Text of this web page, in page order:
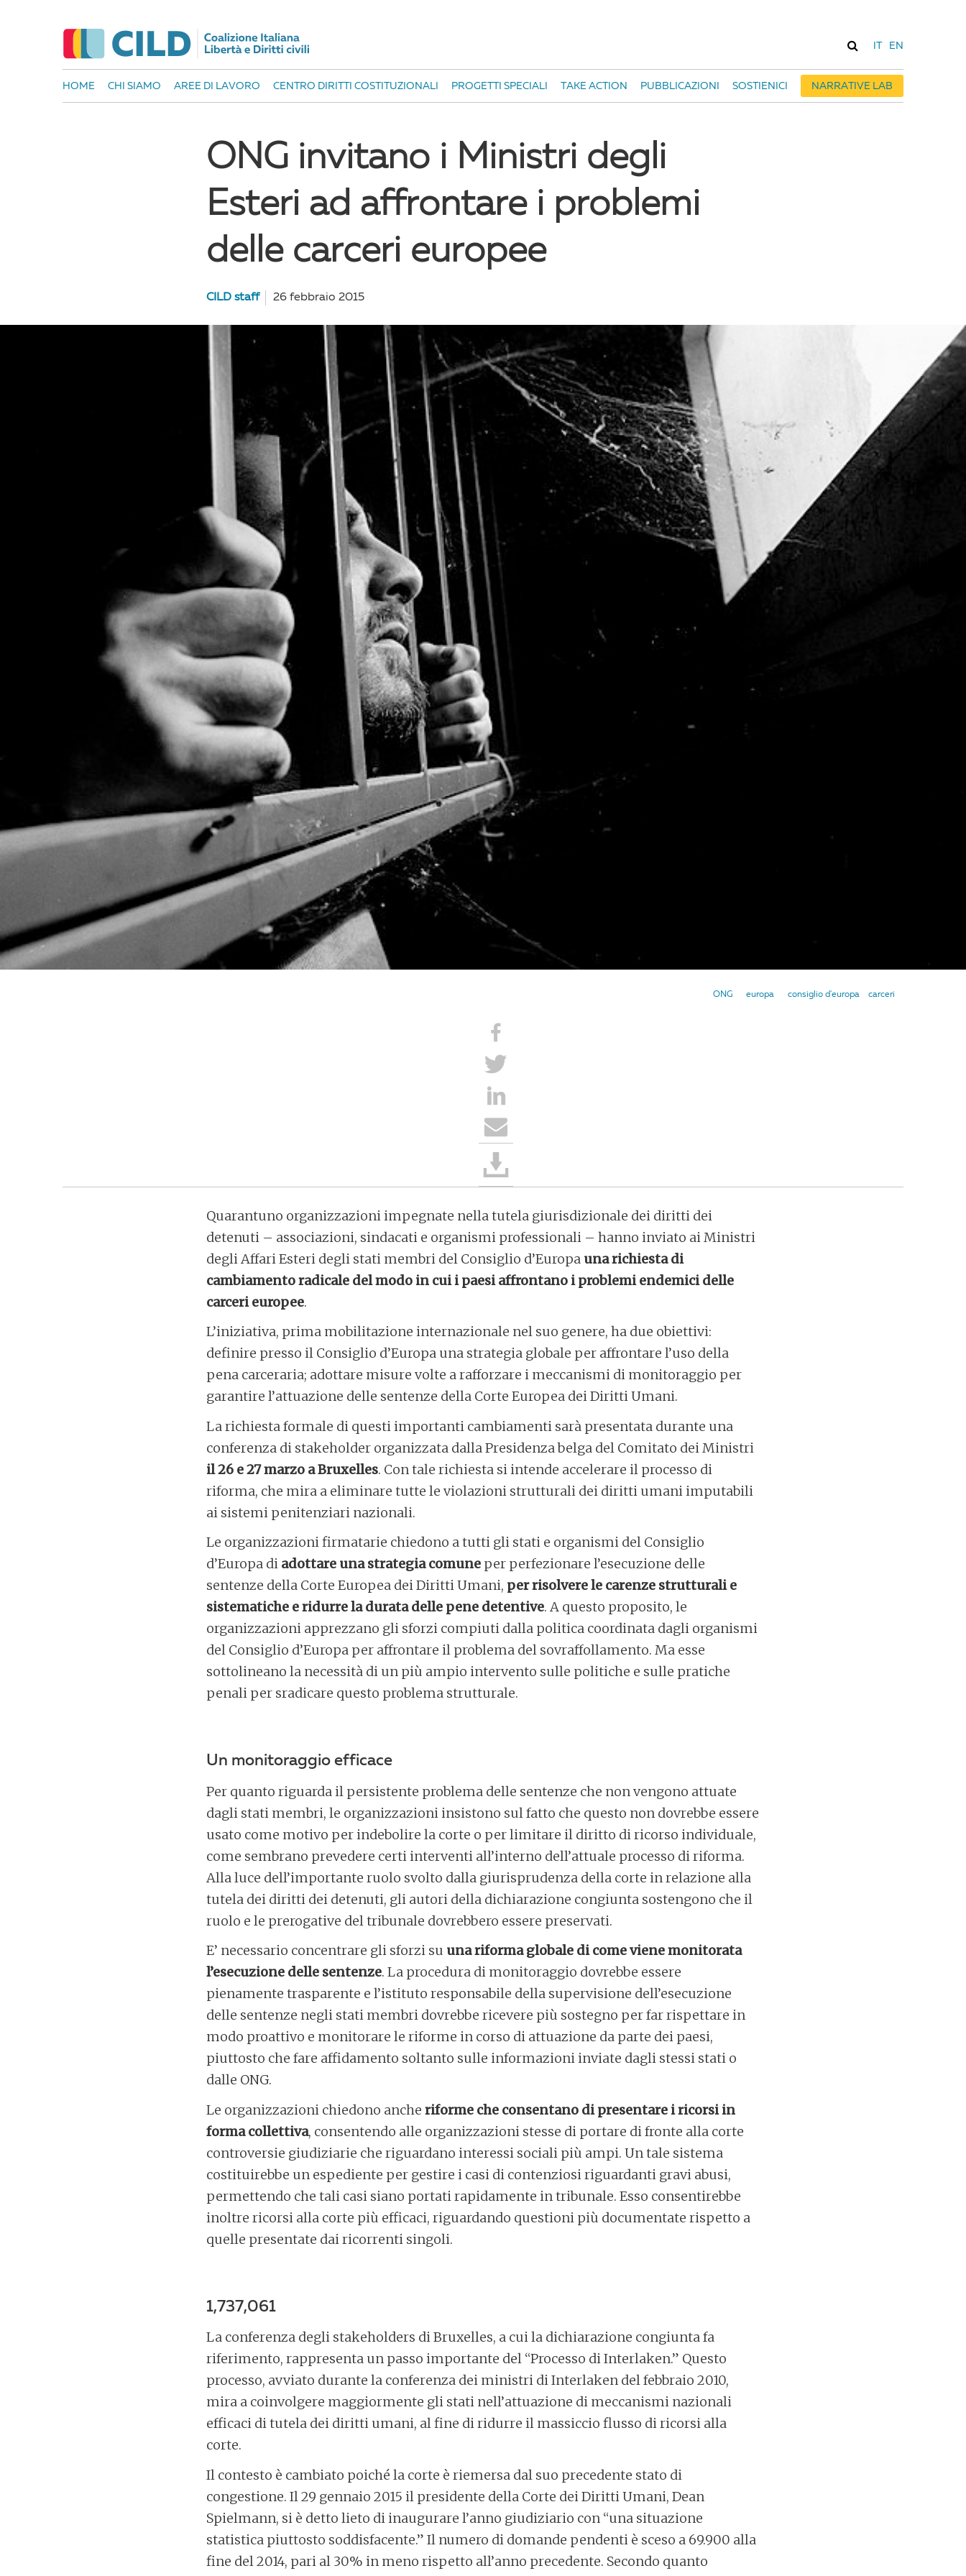
EN
HOME CHI SIAMO AREE DI LAVORO CENTRO DIRITTI COSTITUZIONALI PROGETTI SPECIALI TAKE ACTION PUBBLICAZIONI SOSTIENICI NARRATIVE LAB
ONG invitano i Ministri degli
Esteri ad affrontare i problemi
delle carceri europee
CILD staff 26 febbraio 2015
carceri
consiglio d'europa
europa
ONG
Quarantuno organizzazioni impegnate nella tutela giurisdizionale dei diritti dei
detenuti – associazioni, sindacati e organismi professionali – hanno inviato ai Ministri
degli Affari Esteri degli stati membri del Consiglio d’Europa una richiesta di
cambiamento radicale del modo in cui i paesi affrontano i problemi endemici delle
carceri europee.
L’iniziativa, prima mobilitazione internazionale nel suo genere, ha due obiettivi:
definire presso il Consiglio d’Europa una strategia globale per affrontare l’uso della
pena carceraria; adottare misure volte a rafforzare i meccanismi di monitoraggio per
garantire l’attuazione delle sentenze della Corte Europea dei Diritti Umani.
La richiesta formale di questi importanti cambiamenti sarà presentata durante una
conferenza di stakeholder organizzata dalla Presidenza belga del Comitato dei Ministri
il 26 e 27 marzo a Bruxelles. Con tale richiesta si intende accelerare il processo di
riforma, che mira a eliminare tutte le violazioni strutturali dei diritti umani imputabili
ai sistemi penitenziari nazionali.
Le organizzazioni firmatarie chiedono a tutti gli stati e organismi del Consiglio
d’Europa di adottare una strategia comune per perfezionare l’esecuzione delle
sentenze della Corte Europea dei Diritti Umani, per risolvere le carenze strutturali e
sistematiche e ridurre la durata delle pene detentive. A questo proposito, le
organizzazioni apprezzano gli sforzi compiuti dalla politica coordinata dagli organismi
del Consiglio d’Europa per affrontare il problema del sovraffollamento. Ma esse
sottolineano la necessità di un più ampio intervento sulle politiche e sulle pratiche
penali per sradicare questo problema strutturale.
Un monitoraggio efficace
Per quanto riguarda il persistente problema delle sentenze che non vengono attuate
dagli stati membri, le organizzazioni insistono sul fatto che questo non dovrebbe essere
usato come motivo per indebolire la corte o per limitare il diritto di ricorso individuale,
come sembrano prevedere certi interventi all’interno dell’attuale processo di riforma.
Alla luce dell’importante ruolo svolto dalla giurisprudenza della corte in relazione alla
tutela dei diritti dei detenuti, gli autori della dichiarazione congiunta sostengono che il
ruolo e le prerogative del tribunale dovrebbero essere preservati.
E’ necessario concentrare gli sforzi su una riforma globale di come viene monitorata
l’esecuzione delle sentenze. La procedura di monitoraggio dovrebbe essere
pienamente trasparente e l’istituto responsabile della supervisione dell’esecuzione
delle sentenze negli stati membri dovrebbe ricevere più sostegno per far rispettare in
modo proattivo e monitorare le riforme in corso di attuazione da parte dei paesi,
piuttosto che fare affidamento soltanto sulle informazioni inviate dagli stessi stati o
dalle ONG.
Le organizzazioni chiedono anche riforme che consentano di presentare i ricorsi in
forma collettiva, consentendo alle organizzazioni stesse di portare di fronte alla corte
controversie giudiziarie che riguardano interessi sociali più ampi. Un tale sistema
costituirebbe un espediente per gestire i casi di contenziosi riguardanti gravi abusi,
permettendo che tali casi siano portati rapidamente in tribunale. Esso consentirebbe
inoltre ricorsi alla corte più efficaci, riguardando questioni più documentate rispetto a
quelle presentate dai ricorrenti singoli.
1,737,061
La conferenza degli stakeholders di Bruxelles, a cui la dichiarazione congiunta fa
riferimento, rappresenta un passo importante del “Processo di Interlaken.” Questo
processo, avviato durante la conferenza dei ministri di Interlaken del febbraio 2010,
mira a coinvolgere maggiormente gli stati nell’attuazione di meccanismi nazionali
efficaci di tutela dei diritti umani, al fine di ridurre il massiccio flusso di ricorsi alla
corte.
Il contesto è cambiato poiché la corte è riemersa dal suo precedente stato di
congestione. Il 29 gennaio 2015 il presidente della Corte dei Diritti Umani, Dean
Spielmann, si è detto lieto di inaugurare l’anno giudiziario con “una situazione
statistica piuttosto soddisfacente.” Il numero di domande pendenti è sceso a 69.900 alla
fine del 2014, pari al 30% in meno rispetto all’anno precedente. Secondo quanto